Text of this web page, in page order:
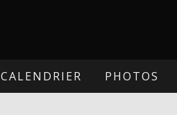
CALENDRIER PHOTOS